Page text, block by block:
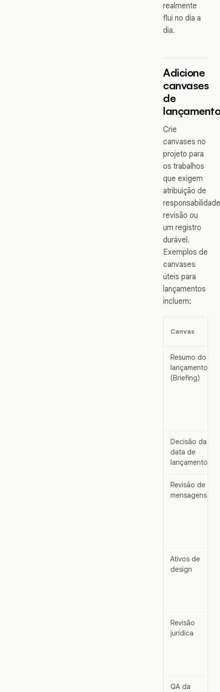
realmente
flui no dia a
dia.
Adicione
canvases
de
Crie
canvases no
projeto para
os trabalhos
que exigem
atribuição de
revisão ou
um registro
durável.
Exemplos de
canvases
úteis para
lançamentos
incluem:
Canvas
Resumo do
lançamento
(Briefing)
Decisão da
data de
lançamento
Revisão de
mensagens
Ativos de
design
Revisão
jurídica
QA da